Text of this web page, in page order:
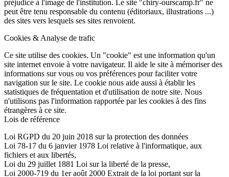
préjudice à l'image de l'institution. Le site "chiry-ourscamp.fr" ne
peut être tenu responsable du contenu (éditoriaux, illustrations ...)
des sites vers lesquels ses sites renvoient.
Cookies & Analyse de trafic
Ce site utilise des cookies. Un "cookie" est une information qu'un
site internet envoie à votre navigateur. Il aide le site à mémoriser des
informations sur vous ou vos préférences pour faciliter votre
navigation sur le site. Le cookie nous aide aussi à établir les
statistiques de fréquentation et d'utilisation de notre site. Nous
n'utilisons pas l'information rapportée par les cookies à des fins
étrangères à ce site.
Lois de référence
Loi RGPD du 20 juin 2018 sur la protection des données
Loi 78-17 du 6 janvier 1978 Loi relative à l'informatique, aux
fichiers et aux libertés,
Loi du 29 juillet 1881 Loi sur la liberté de la presse,
Loi 2000-719 du 1er août 2000 Extrait de la loi portant sur la